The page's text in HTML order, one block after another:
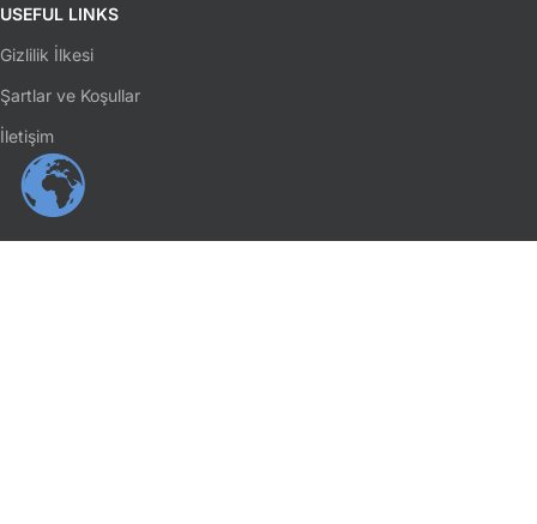
USEFUL LINKS
Gizlilik İlkesi
Şartlar ve Koşullar
İletişim